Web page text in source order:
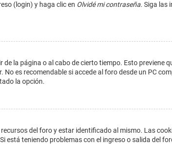
(login) y haga clic en Olvidé mi contraseña. Siga las
la página o al cabo de cierto tiempo. Esto previene
es recomendable si accede al foro desde un PC
la opción.
del foro y estar identificado al mismo. Las
está teniendo problemas con el ingreso o salida del